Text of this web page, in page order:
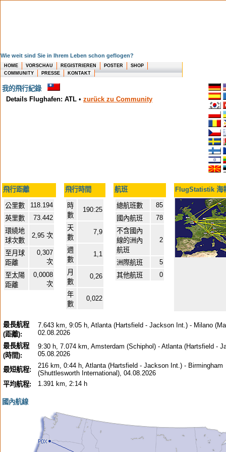
Wie weit sind Sie in Ihrem Leben schon geflogen?
HOME VORSCHAU REGISTRIEREN POSTER
SHOP
COMMUNITY
PRESSE KONTAKT
我的飛行紀錄
Details Flughafen: ATL • zurück zu Community
飛行距離 飛行時間 航班 FlugStatistik 海
公里數
118.194
英里數
73.442
環繞地
球次數
2,95 次
至月球
距離
0,307
次
至太陽
距離
0,0008
次
時
數
190:25
天
數
7,9
週
數
1,1
月
數
0,26
年
數
0,022
總航班數
85
國內航班
78
不含國內
線的洲內
航班
2
洲際航班
5
其他航班
0
最長航程
(距離):
7.643 km, 9:05 h, Atlanta (Hartsfield - Jackson Int.) - Milano
02.08.2026
最長航程
(時間):
9:30 h, 7.074 km, Amsterdam (Schiphol) - Atlanta (Hartsfield -
05.08.2026
最短航程:
216 km, 0:44 h, Atlanta (Hartsfield - Jackson Int.) - Birmingham
(Shuttlesworth International), 04.08.2026
平均航程:
1.391 km, 2:14 h
國內航線